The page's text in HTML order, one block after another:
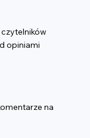
opiniami
na